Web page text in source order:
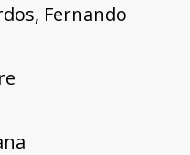
Fernando